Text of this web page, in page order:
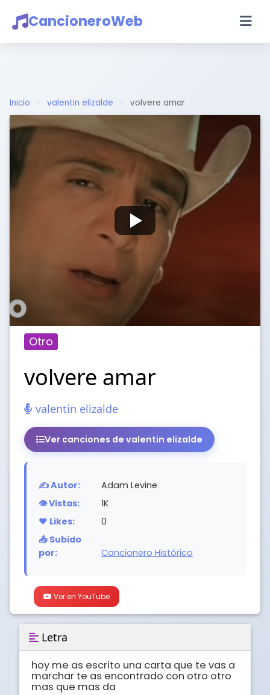
CancioneroWeb
Inicio › valentin elizalde › volvere amar
Otro
volvere amar
valentin elizalde
Ver canciones de valentin elizalde
✍️ Autor:
Adam Levine
👁️ Vistas:
1K
❤️ Likes:
0
📤 Subido
por:
Cancionero Histórico
Ver en YouTube
Letra
hoy me as escrito una carta que te vas a
marchar te as encontrado con otro otro
mas que mas da